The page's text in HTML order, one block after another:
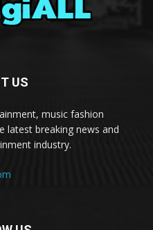
US
music fashion
latest breaking news and
industry.